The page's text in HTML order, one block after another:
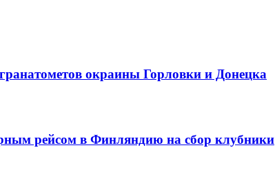
окраины Горловки и Донецка
рейсом в Финляндию на сбор клубники